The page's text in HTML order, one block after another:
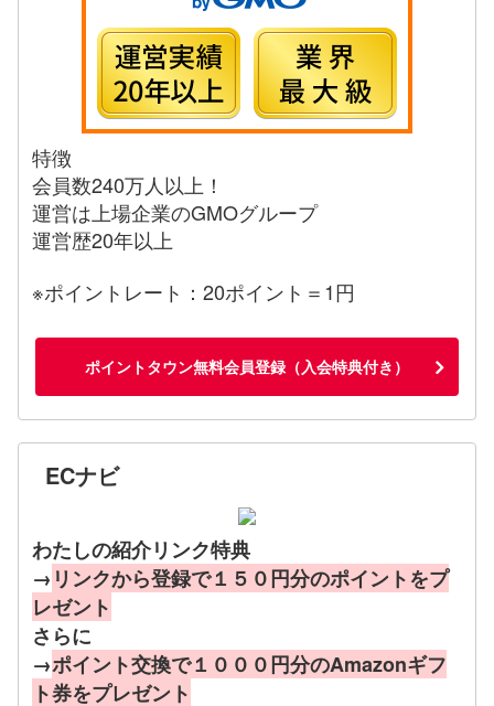
特徴
会員数240万人以上！
運営は上場企業のGMOグループ
運営歴20年以上
※ポイントレート：20ポイント＝1円
ポイントタウン無料会員登録（入会特典付き）
ECナビ
わたしの紹介リンク特典
→ リンクから登録で１５０円分のポイントをプ
レゼント
さらに
→ポイント交換で１０００円分のAmazonギフ
ト券をプレゼント